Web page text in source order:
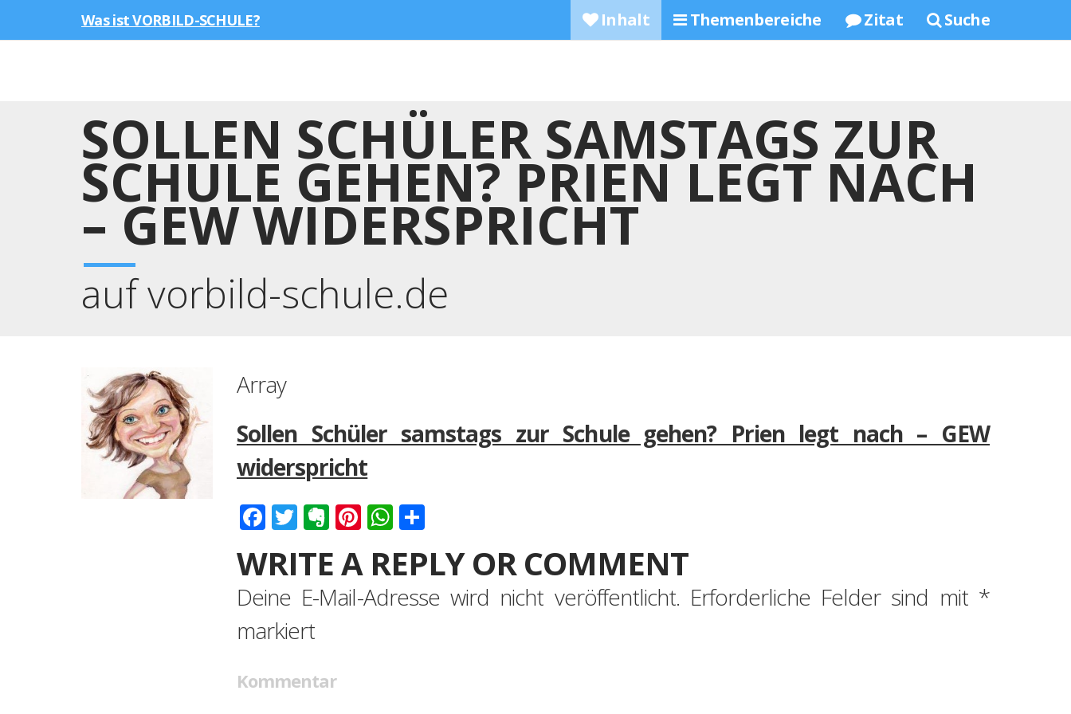
Was ist VORBILD-SCHULE? Inhalt Themenbereiche Zitat Suche
SOLLEN SCHÜLER SAMSTAGS ZUR
SCHULE GEHEN? PRIEN LEGT NACH
– GEW WIDERSPRICHT
auf vorbild-schule.de
Array
Sollen Schüler samstags zur Schule gehen? Prien legt nach – GEW
widerspricht
Facebook
Twitter
Evernote
Pinterest
WhatsApp
WRITE A REPLY OR COMMENT
Deine E-Mail-Adresse wird nicht veröffentlicht. Erforderliche Felder sind mit *
markiert
Kommentar